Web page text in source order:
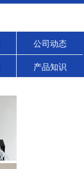
公司动态
产品知识